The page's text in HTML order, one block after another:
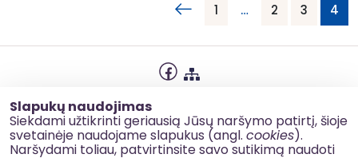
Slapukų naudojimas
Siekdami užtikrinti geriausią Jūsų naršymo patirtį, šioje
svetainėje naudojame slapukus (angl. cookies).
Naršydami toliau, patvirtinsite savo sutikimą naudoti
1 … 2 3 4
Slapukų naudojimas
Korupcijos prevencija